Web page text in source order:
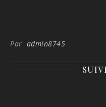
Par admin8745